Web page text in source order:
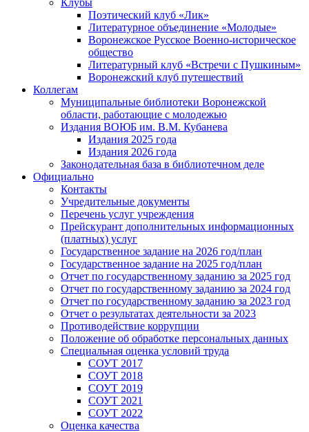
Клубы
Поэтический клуб «Лик»
Литературное объединение «Молодые»
Воронежское Русское Военно-историческое
общество
Литературный клуб «Встречи с Пушкиным»
Воронежский клуб путешествий
Коллегам
Муниципальные библиотеки Воронежской
области, работающие с молодежью
Издания ВОЮБ им. В.М. Кубанева
Издания 2025 года
Издания 2026 года
Законодательная база в библиотечном деле
Официально
Контакты
Учредительные документы
Перечень услуг учреждения
Прейскурант дополнительных информационных
(платных) услуг
Государственное задание на 2026 год/план
Государственное задание на 2025 год/план
Отчет по государственному заданию за 2025 год
Отчет по государственному заданию за 2024 год
Отчет по государственному заданию за 2023 год
Отчет о результатах деятельности за 2023
Противодействие коррупции
Положение об обработке персональных данных
Специальная оценка условий труда
СОУТ 2017
СОУТ 2018
СОУТ 2019
СОУТ 2021
СОУТ 2022
Оценка качества